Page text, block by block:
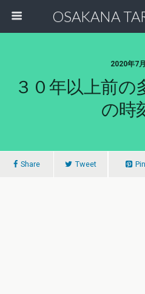
OSAKANA
2020年7
３０年以上前の
の時
Share Tweet Pin